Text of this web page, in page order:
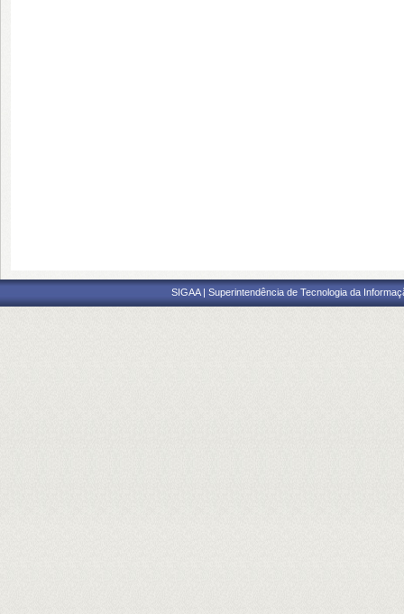
SIGAA | Superintendência de Tecnologia da